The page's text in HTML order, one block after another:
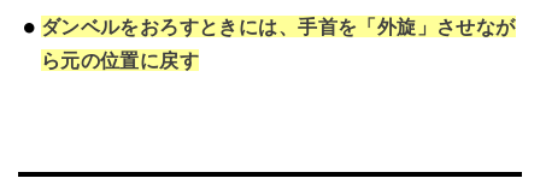
ダンベルをおろすときには、手首を「外旋」させなが
ら元の位置に戻す